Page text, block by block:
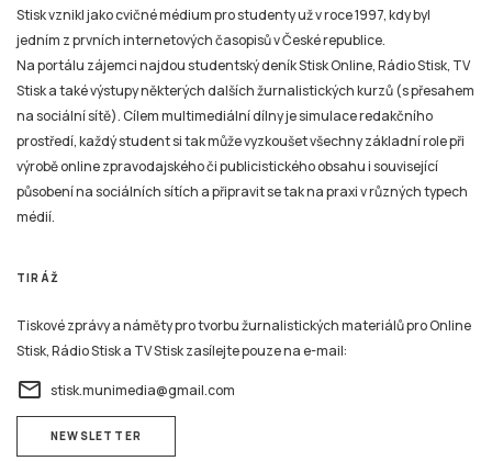
Stisk vznikl jako cvičné médium pro studenty už v roce 1997, kdy byl
jedním z prvních internetových časopisů v České republice.
Na portálu zájemci najdou studentský deník Stisk Online, Rádio Stisk, TV
Stisk a také výstupy některých dalších žurnalistických kurzů (s přesahem
na sociální sítě). Cílem multimediální dílny je simulace redakčního
prostředí, každý student si tak může vyzkoušet všechny základní role při
výrobě online zpravodajského či publicistického obsahu i související
působení na sociálních sítích a připravit se tak na praxi v různých typech
médií.
TIRÁŽ
Tiskové zprávy a náměty pro tvorbu žurnalistických materiálů pro Online
Stisk, Rádio Stisk a TV Stisk zasílejte pouze na e-mail:
email stisk.munimedia@gmail.com
NEWSLETTER